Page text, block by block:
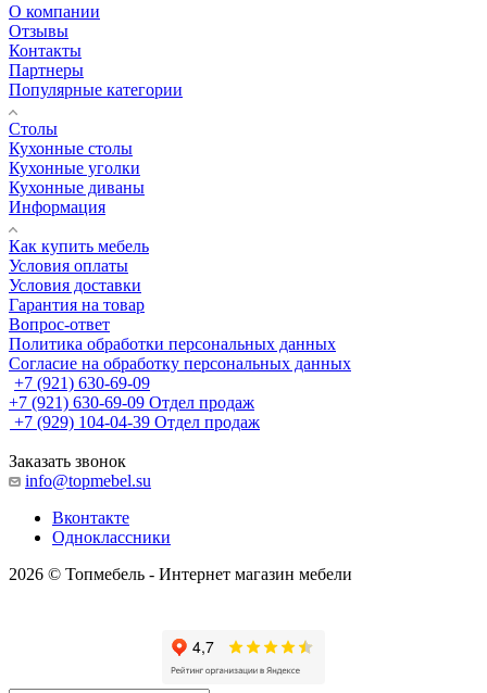
О компании
Отзывы
Контакты
Партнеры
Популярные категории
Столы
Кухонные столы
Кухонные уголки
Кухонные диваны
Информация
Как купить мебель
Условия оплаты
Условия доставки
Гарантия на товар
Вопрос-ответ
Политика обработки персональных данных
Согласие на обработку персональных данных
+7 (921) 630-69-09
+7 (921) 630-69-09 Отдел продаж
+7 (929) 104-04-39 Отдел продаж
Заказать звонок
info@topmebel.su
Вконтакте
Одноклассники
2026 © Топмебель - Интернет магазин мебели